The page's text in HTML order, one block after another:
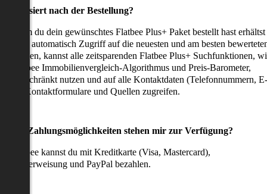
passiert nach der Bestellung?
du dein gewünschtes Flatbee Plus+ Paket bestellt hast erhältst
sofort automatisch Zugriff auf die neuesten und am besten
kannst alle zeitsparenden Flatbee Plus+ Suchfunktionen,
Flatbee Immobilienvergleich-Algorithmus und Preis-Barometer,
nutzen und auf alle Kontaktdaten (Telefonnummern, E-
Kontaktformulare und Quellen zugreifen.
Zahlungsmöglichkeiten stehen mir zur Verfügung?
Flatbee kannst du mit Kreditkarte (Visa, Mastercard),
und PayPal bezahlen.